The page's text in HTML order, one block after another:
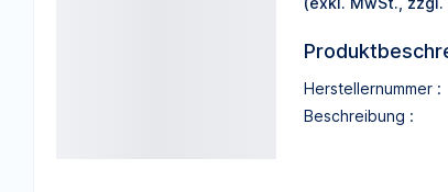
Herstellernummer :
Beschreibung :